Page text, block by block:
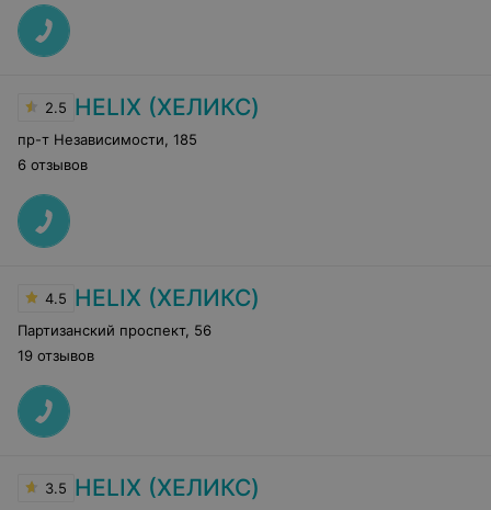
2.5 HELIX (ХЕЛИКС)
пр-т Независимости 185
6 отзывов
4.5 HELIX (ХЕЛИКС)
Партизанский проспект, 56
19 отзывов
3.5 HELIX (ХЕЛИКС)